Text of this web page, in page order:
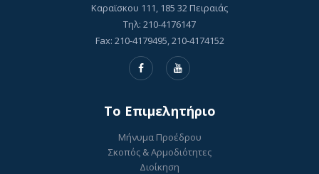
Καραϊσκου 111, 185 32 Πειραιάς
Τηλ: 210-4176147
Fax: 210-4179495, 210-4174152
To Επιμελητήριο
Μήνυμα Προέδρου
Σκοπός & Αρμοδιότητες
Διοίκηση